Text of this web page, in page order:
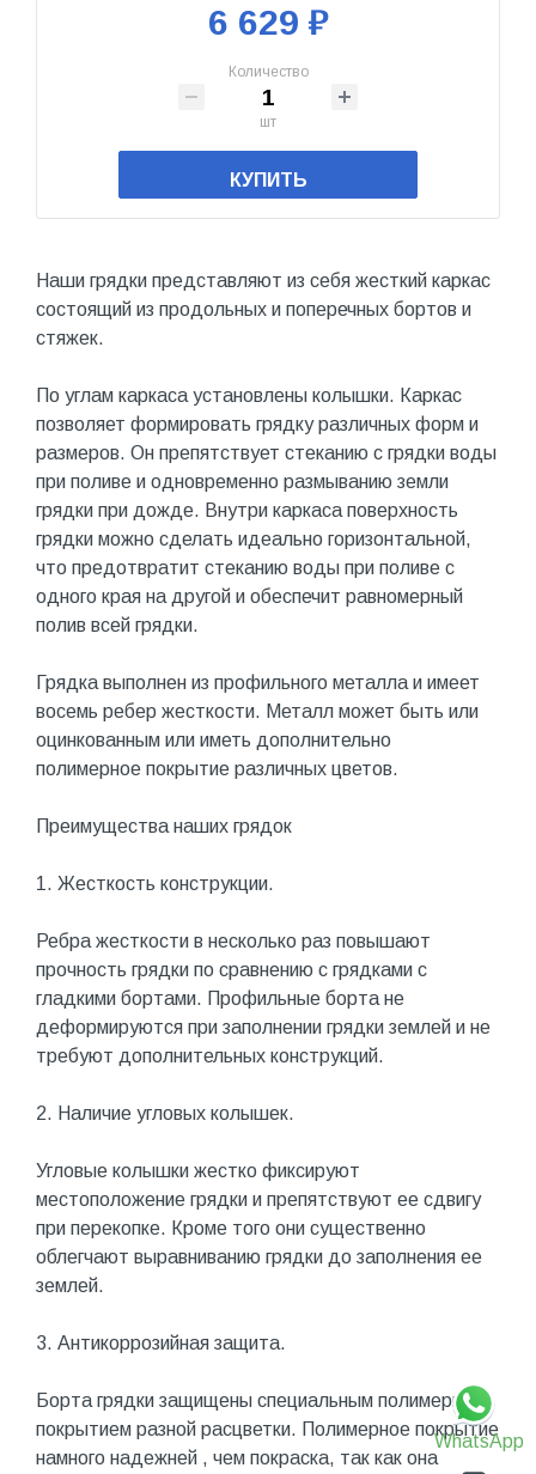
WhatsApp
6 629 ₽
Количество
шт
КУПИТЬ
Наши грядки представляют из себя жесткий каркас
состоящий из продольных и поперечных бортов и
стяжек.
По углам каркаса установлены колышки. Каркас
позволяет формировать грядку различных форм и
размеров. Он препятствует стеканию с грядки воды
при поливе и одновременно размыванию земли
грядки при дожде. Внутри каркаса поверхность
грядки можно сделать идеально горизонтальной,
что предотвратит стеканию воды при поливе с
одного края на другой и обеспечит равномерный
полив всей грядки.
Грядка выполнен из профильного металла и имеет
восемь ребер жесткости. Металл может быть или
оцинкованным или иметь дополнительно
полимерное покрытие различных цветов.
Преимущества наших грядок
1. Жесткость конструкции.
Ребра жесткости в несколько раз повышают
прочность грядки по сравнению с грядками с
гладкими бортами. Профильные борта не
деформируются при заполнении грядки землей и не
требуют дополнительных конструкций.
2. Наличие угловых колышек.
Угловые колышки жестко фиксируют
местоположение грядки и препятствуют ее сдвигу
при перекопке. Кроме того они существенно
облегчают выравниванию грядки до заполнения ее
землей.
3. Антикоррозийная защита.
Борта грядки защищены специальным полимерным
покрытием разной расцветки. Полимерное покрытие
намного надежней , чем покраска, так как она